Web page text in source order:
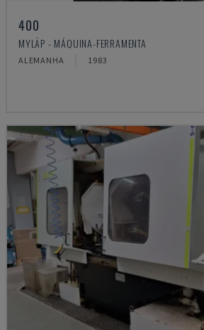
400
MYLÄP - MÁQUINA-FERRAMENTA
ALEMANHA 1983